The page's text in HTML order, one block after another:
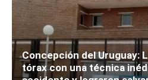
Concepción del Uruguay:
tórax con una técnica